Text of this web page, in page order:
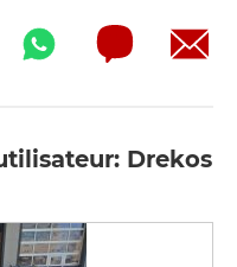
Drekos